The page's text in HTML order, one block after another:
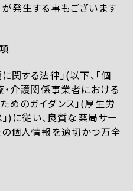
発生する事もございます
関する法律」(以下、「個
・介護関係事業者における
めのガイダンス」(厚生労
」)に従い、良質な薬局サー
の個人情報を適切かつ万全